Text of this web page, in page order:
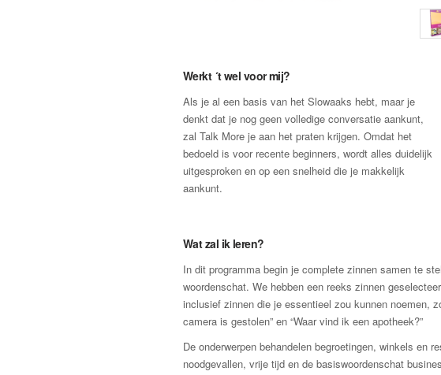
Werkt ´t wel voor mij?
Als je al een basis van het Slowaaks hebt, maar je
denkt dat je nog geen volledige conversatie aankunt,
zal Talk More je aan het praten krijgen. Omdat het
bedoeld is voor recente beginners, wordt alles duidelijk
uitgesproken en op een snelheid die je makkelijk
aankunt.
Wat zal ik leren?
In dit programma begin je complete zinnen samen te
woordenschat. We hebben een reeks zinnen
inclusief zinnen die je essentieel zou kunnen noemen,
camera is gestolen” en “Waar vind ik een apotheek?”
De onderwerpen behandelen begroetingen, winkels en
noodgevallen, vrije tijd en de basiswoordenschat